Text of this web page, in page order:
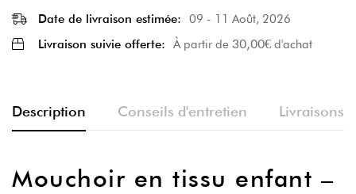
Date de livraison estimée:
09 - 11 Août, 2026
Livraison suivie offerte:
À partir de 30,00€ d'achat
Description Conseils d'entretien Livraisons
Mouchoir en tissu enfant –